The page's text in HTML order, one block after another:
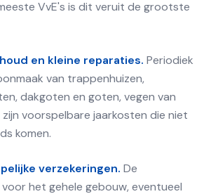
VvE's is dit veruit de grootste
en kleine reparaties. Periodiek
van trappenhuizen,
dakgoten en goten, vegen van
voorspelbare jaarkosten die niet
komen.
verzekeringen. De
het gehele gebouw, eventueel